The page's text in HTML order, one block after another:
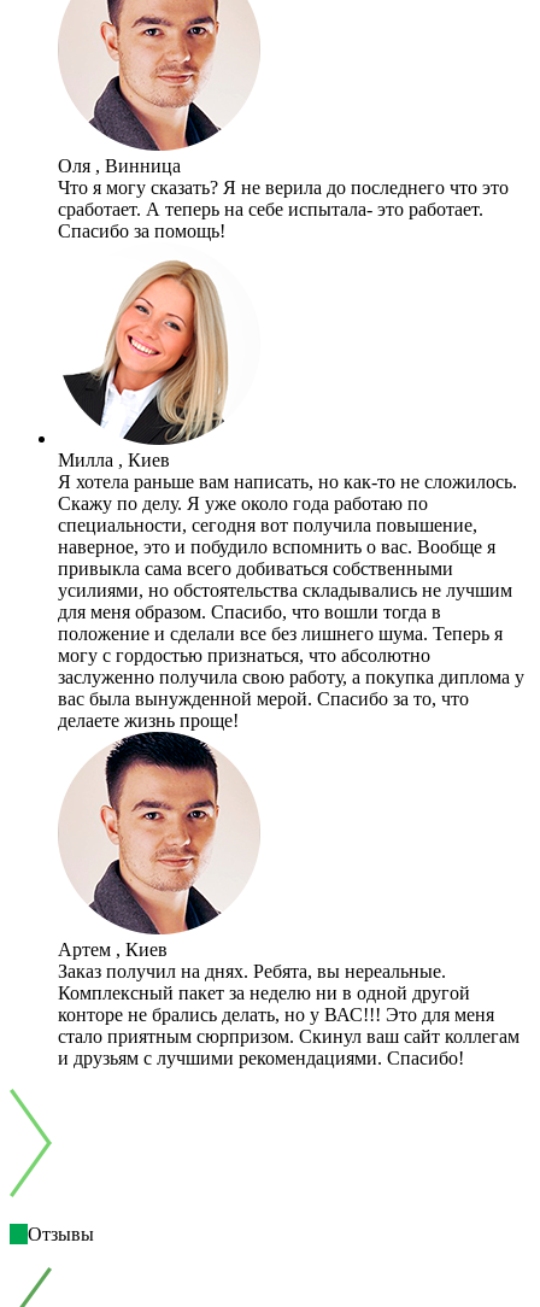
Оля , Винница
Что я могу сказать? Я не верила до последнего что это
сработает. А теперь на себе испытала- это работает.
Спасибо за помощь!
Милла , Киев
Я хотела раньше вам написать, но как-то не сложилось.
Скажу по делу. Я уже около года работаю по
специальности, сегодня вот получила повышение,
наверное, это и побудило вспомнить о вас. Вообще я
привыкла сама всего добиваться собственными
усилиями, но обстоятельства складывались не лучшим
для меня образом. Спасибо, что вошли тогда в
положение и сделали все без лишнего шума. Теперь я
могу с гордостью признаться, что абсолютно
заслуженно получила свою работу, а покупка диплома у
вас была вынужденной мерой. Спасибо за то, что
делаете жизнь проще!
Артем , Киев
Заказ получил на днях. Ребята, вы нереальные.
Комплексный пакет за неделю ни в одной другой
конторе не брались делать, но у ВАС!!! Это для меня
стало приятным сюрпризом. Скинул ваш сайт коллегам
и друзьям с лучшими рекомендациями. Спасибо!
Отзывы